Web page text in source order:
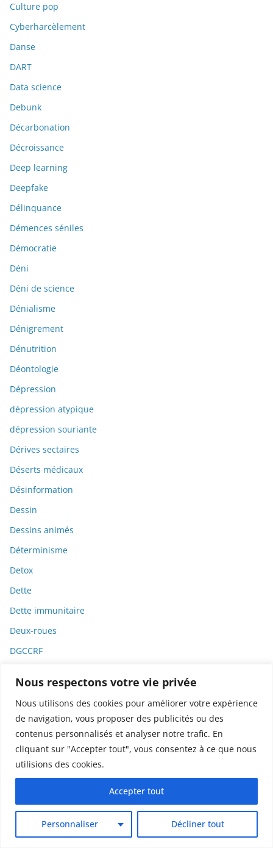
Nous respectons votre vie privée
Nous utilisons des cookies pour améliorer votre expérience
de navigation, vous proposer des publicités ou des
contenus personnalisés et analyser notre trafic. En
cliquant sur "Accepter tout", vous consentez à ce que nous
utilisions des cookies.
Personnaliser Décliner tout
Accepter tout
Culture pop
Cyberharcèlement
Danse
DART
Data science
Debunk
Décarbonation
Décroissance
Deep learning
Deepfake
Délinquance
Démences séniles
Démocratie
Déni
Déni de science
Dénialisme
Dénigrement
Dénutrition
Déontologie
Dépression
dépression atypique
dépression souriante
Dérives sectaires
Déserts médicaux
Désinformation
Dessin
Dessins animés
Déterminisme
Detox
Dette
Dette immunitaire
Deux-roues
DGCCRF
Diététique
Diffamation
Dispositifs médicaux